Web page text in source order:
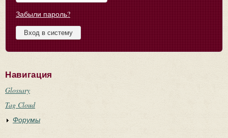
Забыли пароль?
Навигация
Glossary
Tag Cloud
Форумы